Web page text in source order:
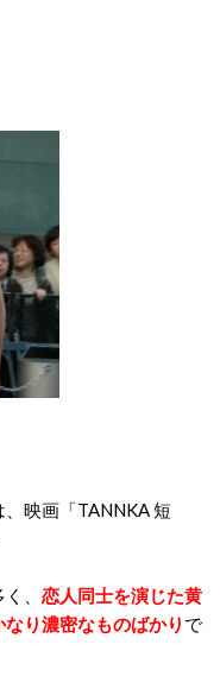
、映画「TANNKA短
、 恋人同士を演じた黄
り濃密なものばかり で